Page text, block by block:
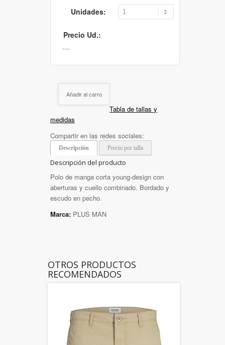
Unidades:
Precio Ud.:
Añadir al carro
Tabla de tallas y
medidas
Compartir en las redes sociales:
Descripción Precio por talla
Descripción del producto
Polo de manga corta young-design con
aberturas y cuello combinado. Bordado y
escudo en pecho.
Marca: PLUS MAN
OTROS PRODUCTOS
RECOMENDADOS